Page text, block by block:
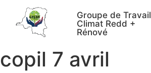
Groupe de Travail
Climat Redd +
Rénové
copil 7 avril